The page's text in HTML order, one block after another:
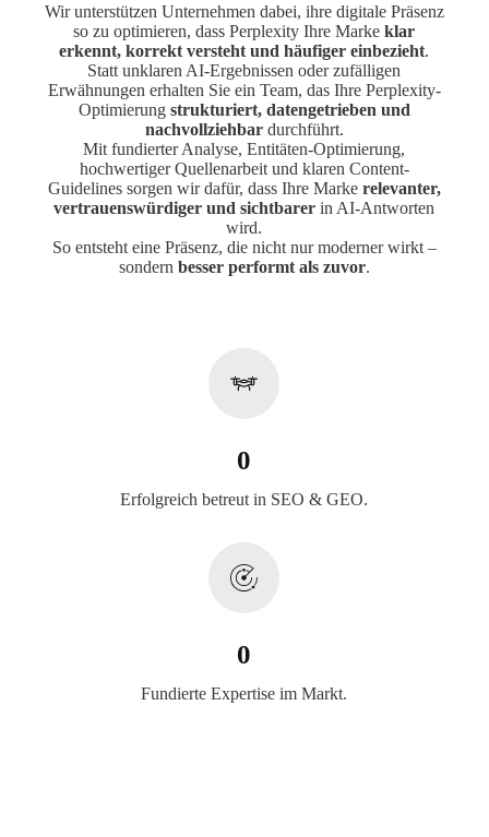
Wir unterstützen Unternehmen dabei, ihre digitale Präsenz
so zu optimieren, dass Perplexity Ihre Markeklar
erkennt, korrekt versteht und häufiger einbezieht.
Statt unklaren AI-Ergebnissen oder zufälligen
Erwähnungen erhalten Sie ein Team, das Ihre Perplexity-
Optimierung strukturiert, datengetrieben und
nachvollziehbardurchführt.
Mit fundierter Analyse, Entitäten-Optimierung,
hochwertiger Quellenarbeit und klaren Content-
Guidelines sorgen wir dafür, dass Ihre Marke relevanter,
vertrauenswürdiger und sichtbarer in AI-Antworten
wird.
So entsteht eine Präsenz, die nicht nur moderner wirkt –
sondern besser performt als zuvor.
0
Erfolgreich betreut in SEO & GEO.
0
Fundierte Expertise im Markt.